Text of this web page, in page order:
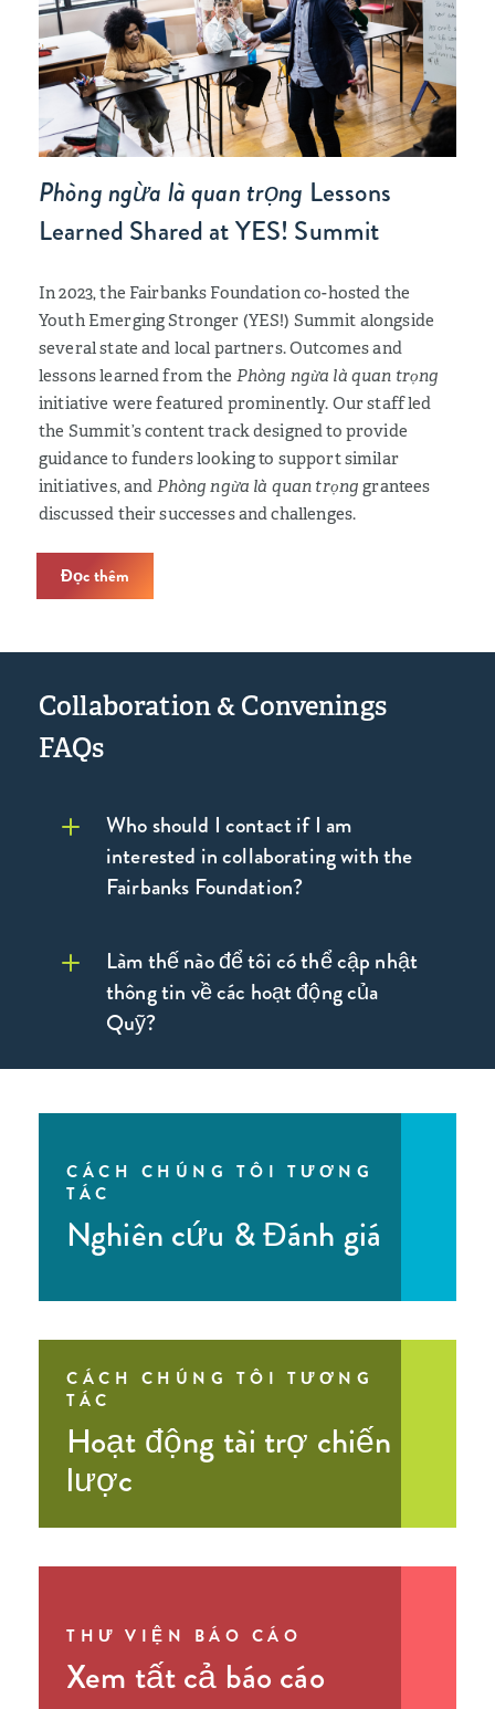
Phòng ngừa là quan trọng Lessons
Learned Shared at YES! Summit
In 2023, the Fairbanks Foundation co-hosted the
Youth Emerging Stronger (YES!) Summit alongside
several state and local partners. Outcomes and
lessons learned from the Phòng ngừa là quan trọng
initiative were featured prominently. Our staff led
the Summit’s content track designed to provide
guidance to funders looking to support similar
initiatives, and Phòng ngừa là quan trọng grantees
discussed their successes and challenges.
Đọc thêm
Collaboration & Convenings
FAQs
Who should I contact if I am
interested in collaborating with the
Fairbanks Foundation?
contact
form
Làm thế nào để tôi có thể cập nhật
thông tin về các hoạt động của
Quỹ?
nhận bản tin của chúng tôi
CÁCH CHÚNG TÔI TƯƠNG
TÁC
Nghiên cứu & Đánh giá
CÁCH CHÚNG TÔI TƯƠNG
TÁC
Hoạt động tài trợ chiến
lược
THƯ VIỆN BÁO CÁO
Xem tất cả báo cáo